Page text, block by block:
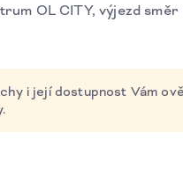
OL CITY, výjezd
i její dostupnost Vám